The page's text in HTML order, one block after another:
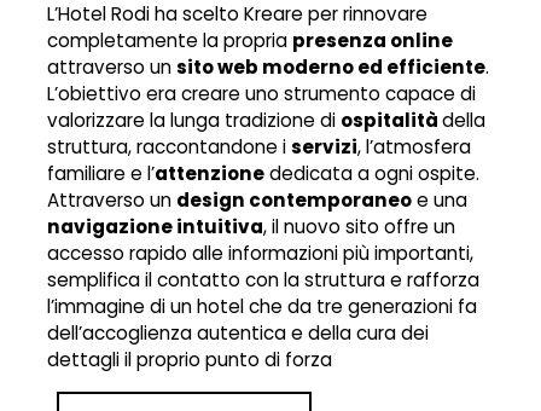
L’Hotel Rodi ha scelto Kreare per rinnovare
completamente la propria presenza online
attraverso unsito web moderno ed efficiente.
L’obiettivo era creare uno strumento capace di
valorizzare la lunga tradizione di ospitalitàdella
struttura, raccontandone iservizi, l’atmosfera
familiare e l’attenzionededicata a ogni ospite.
Attraverso un design contemporaneoe una
navigazione intuitiva, il nuovo sito offre un
accesso rapido alle informazioni più importanti,
semplifica il contatto con la struttura e rafforza
l’immagine di un hotel che da tre generazioni fa
dell’accoglienza autentica e della cura dei
dettagli il proprio punto di forza